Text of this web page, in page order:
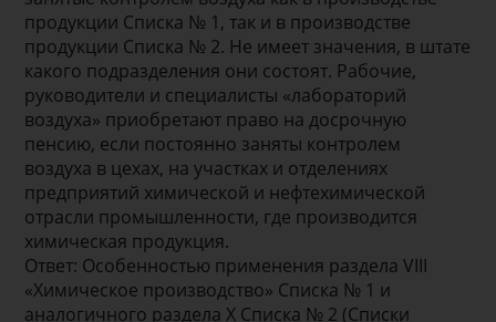
продукции Списка № 1, так и в производстве
продукции Списка № 2. Не имеет значения, в штате
какого подразделения они состоят. Рабочие,
руководители и специалисты «лабораторий
воздуха» приобретают право на досрочную
пенсию, если постоянно заняты контролем
воздуха в цехах, на участках и отделениях
предприятий химической и нефтехимической
отрасли промышленности, где производится
химическая продукция.
Ответ: Особенностью применения раздела VIII
«Химическое производство» Списка № 1 и
аналогичного раздела Х Списка № 2 (Списки